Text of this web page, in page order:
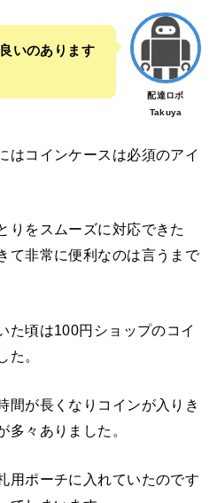
配達ロボ
Takuya
いのあります
はコインケースは必須のアイ
りをスムーズに対応できた
て非常に便利なのは言うまで
た頃は100円ショップのコイ
た。
間が長くなりコインが入りき
多々ありました。
用ポーチに入れていたのです